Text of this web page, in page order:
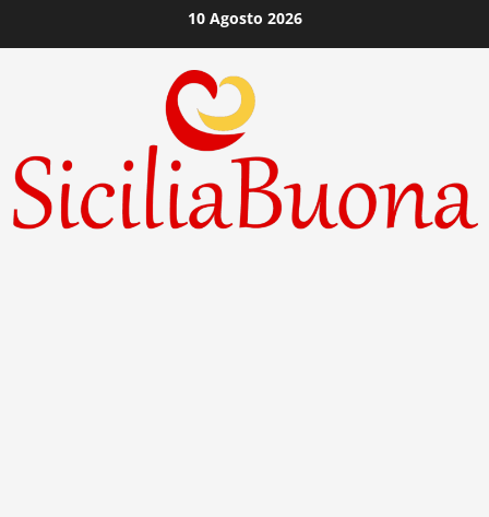
al
10 Agosto 2026